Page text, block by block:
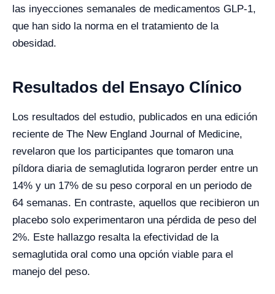
las inyecciones semanales de medicamentos GLP-1,
que han sido la norma en el tratamiento de la
obesidad.
Resultados del Ensayo Clínico
Los resultados del estudio, publicados en una edición
reciente de The New England Journal of Medicine,
revelaron que los participantes que tomaron una
píldora diaria de semaglutida lograron perder entre un
14% y un 17% de su peso corporal en un periodo de
64 semanas. En contraste, aquellos que recibieron un
placebo solo experimentaron una pérdida de peso del
2%. Este hallazgo resalta la efectividad de la
semaglutida oral como una opción viable para el
manejo del peso.